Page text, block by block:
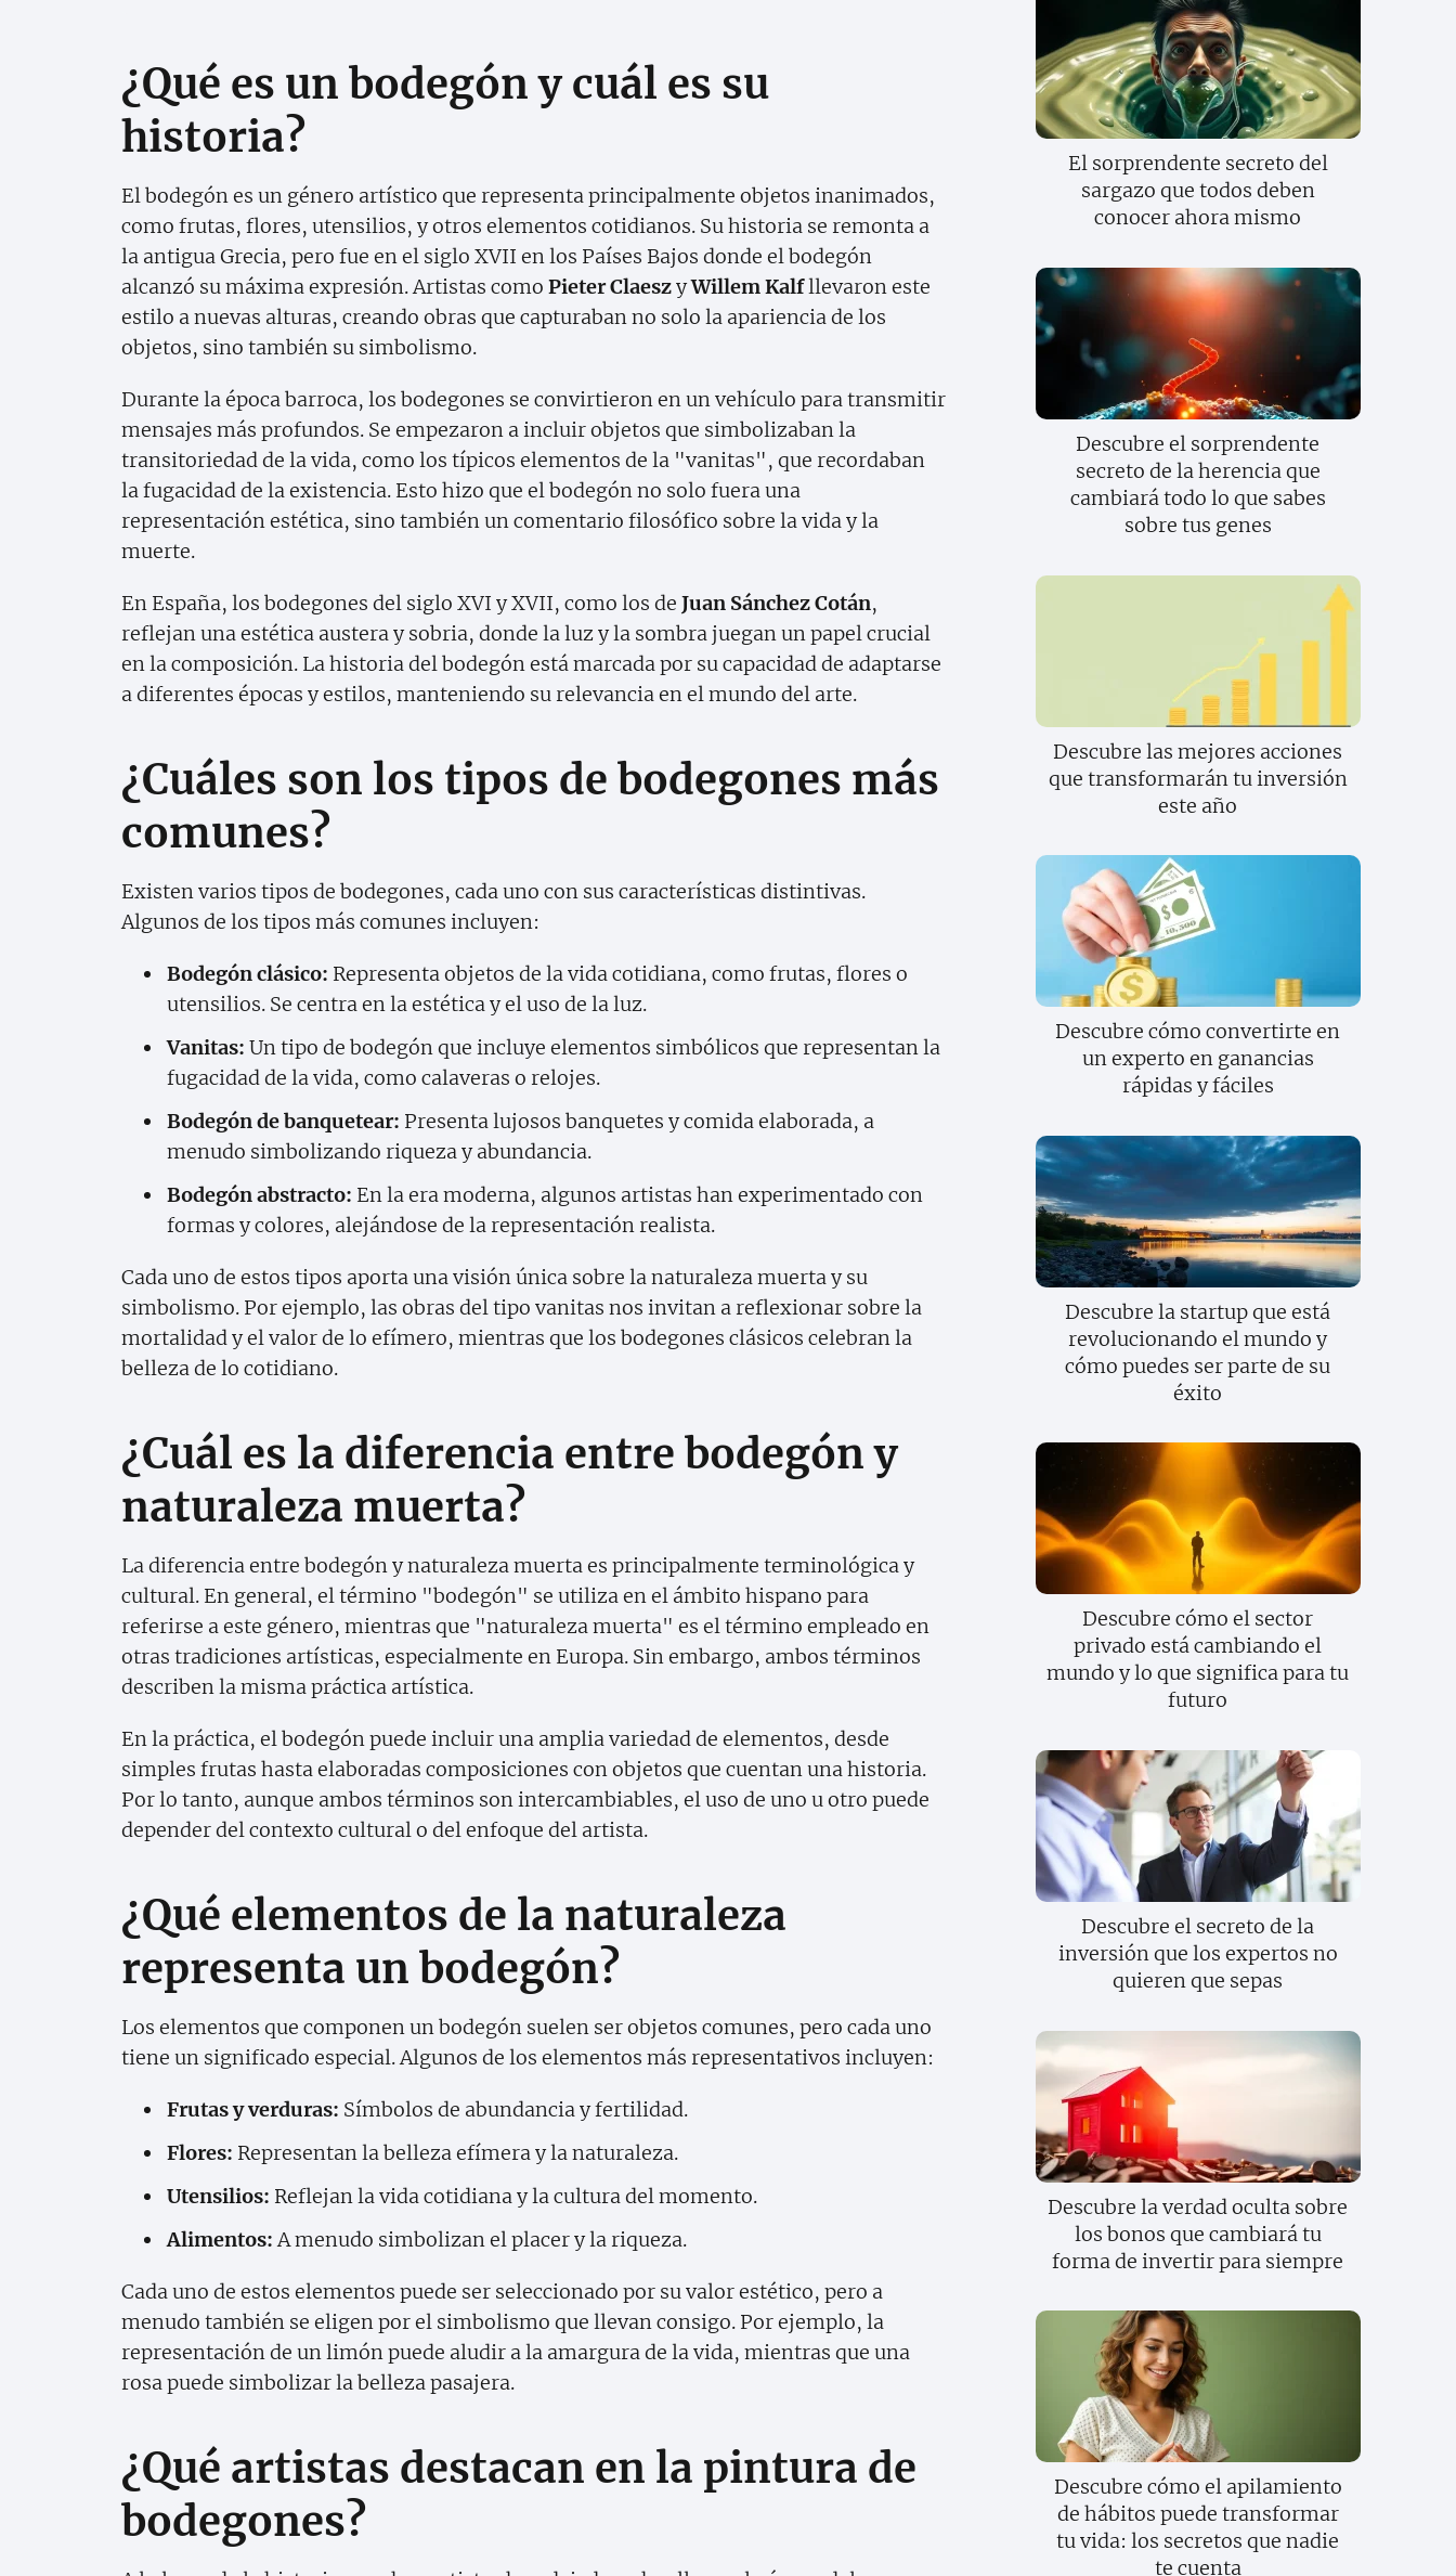
¿Qué es un bodegón y cuál es su
historia?
El bodegón es un género artístico que representa principalmente objetos inanimados,
como frutas, flores, utensilios, y otros elementos cotidianos. Su historia se remonta a
la antigua Grecia, pero fue en el siglo XVII en los Países Bajos donde el bodegón
alcanzó su máxima expresión. Artistas como Pieter ClaeszyWillem Kalfllevaron este
estilo a nuevas alturas, creando obras que capturaban no solo la apariencia de los
objetos, sino también su simbolismo.
Durante la época barroca, los bodegones se convirtieron en un vehículo para transmitir
mensajes más profundos. Se empezaron a incluir objetos que simbolizaban la
transitoriedad de la vida, como los típicos elementos de la "vanitas", que recordaban
la fugacidad de la existencia. Esto hizo que el bodegón no solo fuera una
representación estética, sino también un comentario filosófico sobre la vida y la
muerte.
En España, los bodegones del siglo XVI y XVII, como los de Juan Sánchez Cotán,
reflejan una estética austera y sobria, donde la luz y la sombra juegan un papel crucial
en la composición. La historia del bodegón está marcada por su capacidad de adaptarse
a diferentes épocas y estilos, manteniendo su relevancia en el mundo del arte.
¿Cuáles son los tipos de bodegones más
comunes?
Existen varios tipos de bodegones, cada uno con sus características distintivas.
Algunos de los tipos más comunes incluyen:
Bodegón clásico: Representa objetos de la vida cotidiana, como frutas, flores o
utensilios. Se centra en la estética y el uso de la luz.
Vanitas: Un tipo de bodegón que incluye elementos simbólicos que representan la
fugacidad de la vida, como calaveras o relojes.
Bodegón de banquetear: Presenta lujosos banquetes y comida elaborada, a
menudo simbolizando riqueza y abundancia.
Bodegón abstracto: En la era moderna, algunos artistas han experimentado con
formas y colores, alejándose de la representación realista.
Cada uno de estos tipos aporta una visión única sobre la naturaleza muerta y su
simbolismo. Por ejemplo, las obras del tipo vanitas nos invitan a reflexionar sobre la
mortalidad y el valor de lo efímero, mientras que los bodegones clásicos celebran la
belleza de lo cotidiano.
¿Cuál es la diferencia entre bodegón y
naturaleza muerta?
La diferencia entre bodegón y naturaleza muerta es principalmente terminológica y
cultural. En general, el término "bodegón" se utiliza en el ámbito hispano para
referirse a este género, mientras que "naturaleza muerta" es el término empleado en
otras tradiciones artísticas, especialmente en Europa. Sin embargo, ambos términos
describen la misma práctica artística.
En la práctica, el bodegón puede incluir una amplia variedad de elementos, desde
simples frutas hasta elaboradas composiciones con objetos que cuentan una historia.
Por lo tanto, aunque ambos términos son intercambiables, el uso de uno u otro puede
depender del contexto cultural o del enfoque del artista.
¿Qué elementos de la naturaleza
representa un bodegón?
Los elementos que componen un bodegón suelen ser objetos comunes, pero cada uno
tiene un significado especial. Algunos de los elementos más representativos incluyen:
Frutas y verduras: Símbolos de abundancia y fertilidad.
Flores: Representan la belleza efímera y la naturaleza.
Utensilios: Reflejan la vida cotidiana y la cultura del momento.
Alimentos: A menudo simbolizan el placer y la riqueza.
Cada uno de estos elementos puede ser seleccionado por su valor estético, pero a
menudo también se eligen por el simbolismo que llevan consigo. Por ejemplo, la
representación de un limón puede aludir a la amargura de la vida, mientras que una
rosa puede simbolizar la belleza pasajera.
¿Qué artistas destacan en la pintura de
bodegones?
El sorprendente secreto del
sargazo que todos deben
conocer ahora mismo
Descubre el sorprendente
secreto de la herencia que
cambiará todo lo que sabes
sobre tus genes
Descubre las mejores acciones
que transformarán tu inversión
este año
Descubre cómo convertirte en
un experto en ganancias
rápidas y fáciles
Descubre la startup que está
revolucionando el mundo y
cómo puedes ser parte de su
éxito
Descubre cómo el sector
privado está cambiando el
mundo y lo que significa para tu
futuro
Descubre el secreto de la
inversión que los expertos no
quieren que sepas
Descubre la verdad oculta sobre
los bonos que cambiará tu
forma de invertir para siempre
Descubre cómo el apilamiento
de hábitos puede transformar
tu vida: los secretos que nadie
te cuenta